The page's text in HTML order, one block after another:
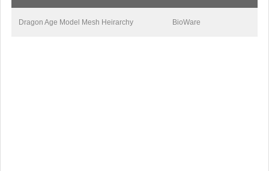
Dragon Age Model Mesh Heirarchy BioWare